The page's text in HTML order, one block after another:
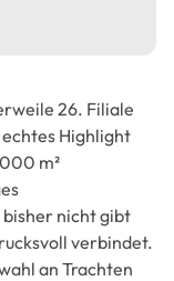
26. Filiale
Highlight
m²
bisher nicht gibt
verbindet.
an Trachten